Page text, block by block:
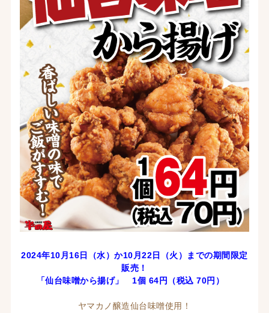
2024年10月16日（水）か10月22日（火）までの期間限定
販売！
「仙台味噌から揚げ」 1個 64 円（税込 70円）
ヤマカノ醸造仙台味噌使用！